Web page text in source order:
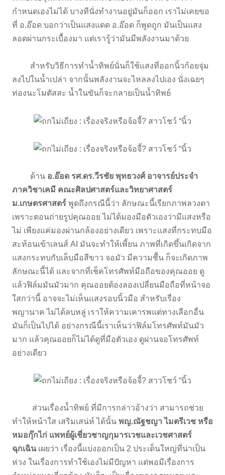
กำหนดเองไม่ได้ บางทีนั่งทำงานอยู่มันก็ออก เราไม่เคยขอ
ที่ อ.อ๊อด บอกว่าเป็นแสงแดด อ.อ๊อด ก็พูดถูก มันเป็นแสง
ลอดผ่านกระเบื้องมา แต่เรารู้ว่ามันมีพลังงานมาด้วย
สำหรับวิธีการทำน้ำทิพย์นั่นก็ใช้แสงที่ออกนิ้วก้อยจุ่ม
ลงไปในน้ำเปล่า จากนั้นพลังงานจะไหลลงไปเอง นั่งเฉยๆ
ท่องนะโมตัสสะ น้ำในขันก็จะกลายเป็นน้ำทิพย์
ด้าน อ.อ๊อด รศ.ดร.วีรชัย พุทธวงศ์ อาจารย์ประจำ
ภาควิชาเคมี คณะศิลปศาสตร์และวิทยาศาสตร์
ม.เกษตรศาสตร์ พูดถึงกรณีนี้ว่า ลักษณะนี้เรียกภาพลวงตา
เพราะตอนถ่ายรูปคุณออย ไม่ได้มองมือตัวเองว่ามีแสงหรือ
ไม่ เพียงแค่มองผ่านกล้องอย่างเดียว เพราะแสงที่กระทบมือ
สะท้อนเข้าเลนส์ AI มันจะทำให้เพี้ยน ภาพที่เกิดขึ้นเกิดจาก
แสงกระทบกับเล็บมือสีขาว จอมัว มีความชื้น ก็จะเกิดภาพ
ลักษณะนี้ได้ และจากที่เช็คโทรศัพท์มือถือของคุณออย ดู
แล้วฟิล์มมันมัวมาก คุณออยต้องลองเปลี่ยนมือถือที่หน้าจอ
ใสกว่านี้ อาจจะไม่เห็นแสงรอบนิ้วมือ สำหรับเรื่อง
พญานาค ไม่ได้ลบหลู่ เราให้ความเคารพแต่ทางเลือกอื่น
มันก็เป็นไปได้ อย่างกรณีนี้เราเห็นว่าฟิล์มโทรศัพท์มันมัว
มาก แล้วคุณออยก็ไม่ได้ดูที่มือตัวเอง ดูผ่านจอโทรศัพท์
อย่างเดียว
ส่วนเรื่องน้ำทิพย์ ที่มีการกล่าวอ้างว่า สามารถช่วย
ทำให้หน้าใส เสริมเสน่ห์ ได้นั้น พญ.ณัฐชญา ไมตรีเวช หรือ
หมอกุ๊กไก่ แพทย์ผู้เชี่ยวชาญกุมารเวชและเวชศาสตร์
ฉุกเฉิน เผยว่า เรื่องนี้แบ่งออกเป็น 2 ประเด็นใหญ่ที่น่าเป็น
ห่วง ในเรื่องการทำใช้เองไม่มีปัญหา แต่พอมีเรื่องการ